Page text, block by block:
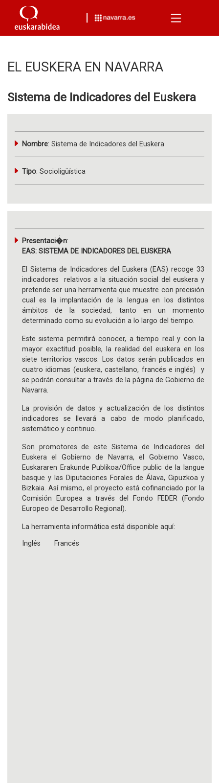
Menu
EL EUSKERA EN NAVARRA
Sistema de Indicadores del Euskera
Nombre: Sistema de Indicadores del Euskera
Tipo: Socioligüística
Presentaci�n:
EAS: SISTEMA DE INDICADORES DEL EUSKERA
El Sistema de Indicadores del Euskera (EAS) recoge 33
indicadores relativos a la situación social del euskera y
pretende ser una herramienta que muestre con precisión
cual es la implantación de la lengua en los distintos
ámbitos de la sociedad, tanto en un momento
determinado como su evolución a lo largo del tiempo.
Este sistema permitirá conocer, a tiempo real y con la
mayor exactitud posible, la realidad del euskera en los
siete territorios vascos. Los datos serán publicados en
cuatro idiomas (euskera, castellano, francés e inglés) y
se podrán consultar a través de la página de Gobierno de
Navarra.
La provisión de datos y actualización de los distintos
indicadores se llevará a cabo de modo planificado,
sistemático y continuo.
Son promotores de este Sistema de Indicadores del
Euskera el Gobierno de Navarra, el Gobierno Vasco,
Euskararen Erakunde Publikoa/Office public de la langue
basque y las Diputaciones Forales de Álava, Gipuzkoa y
Bizkaia. Así mismo, el proyecto está cofinanciado por la
Comisión Europea a través del Fondo FEDER (Fondo
Europeo de Desarrollo Regional).
La herramienta informática está disponible aquí:
Inglés
Francés